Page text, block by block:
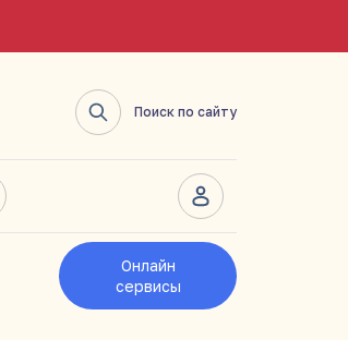
Поиск по сайту
Онлайн
сервисы